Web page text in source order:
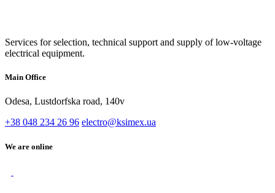
Services for selection, technical support and supply of low-voltage
electrical equipment.
Main Office
Odesa, Lustdorfska road, 140v
+38 048 234 26 96 electro@ksimex.ua
We are online